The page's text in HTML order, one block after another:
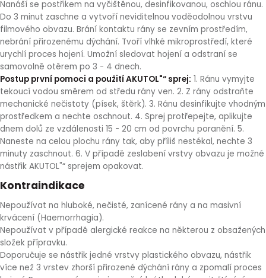
Nanáší se postřikem na vyčištěnou, desinfikovanou, oschlou ránu.
Do 3 minut zaschne a vytvoří neviditelnou voděodolnou vrstvu
filmového obvazu. Brání kontaktu rány se zevním prostředím,
nebrání přirozenému dýchání. Tvoří vlhké mikroprostředí, které
urychlí proces hojení. Umožní sledovat hojení a odstraní se
samovolně otěrem po 3 - 4 dnech.
Postup první pomoci a použití AKUTOL"“ sprej: 1. Ránu vymyjte
tekoucí vodou směrem od středu rány ven. 2. Z rány odstraňte
mechanické nečistoty (písek, štěrk). 3. Ránu desinfikujte vhodným
prostředkem a nechte oschnout. 4. Sprej protřepejte, aplikujte
dnem dolů ze vzdálenosti 15 - 20 cm od povrchu poranění. 5.
Naneste na celou plochu rány tak, aby příliš nestékal, nechte 3
minuty zaschnout. 6. V případě zeslabení vrstvy obvazu je možné
nástřik AKUTOL"“ sprejem opakovat.
Kontraindikace
Nepoužívat na hluboké, nečisté, zanícené rány a na masivní
krvácení (Haemorrhagia).
Nepoužívat v případě alergické reakce na některou z obsažených
složek přípravku.
Doporučuje se nástřik jedné vrstvy plastického obvazu, nástřik
více než 3 vrstev zhorší přirozené dýchání rány a zpomalí proces